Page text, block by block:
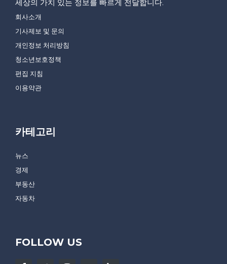
세상의 가치 있는 정보를 빠르게 전달합니다.
회사소개
기사제보 및 문의
개인정보 처리방침
청소년보호정책
편집 지침
이용약관
카테고리
뉴스
경제
부동산
자동차
FOLLOW US